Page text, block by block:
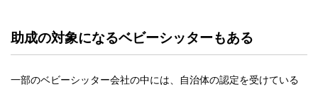
助成の対象になるベビーシッターもある
一部のベビーシッター会社の中には、自治体の認定を受けている